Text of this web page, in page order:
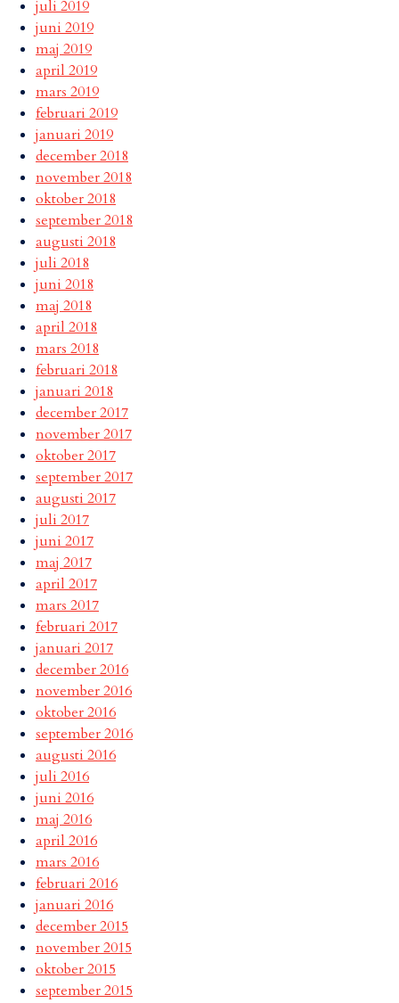
juli 2019
juni 2019
maj 2019
april 2019
mars 2019
februari 2019
januari 2019
december 2018
november 2018
oktober 2018
september 2018
augusti 2018
juli 2018
juni 2018
maj 2018
april 2018
mars 2018
februari 2018
januari 2018
december 2017
november 2017
oktober 2017
september 2017
augusti 2017
juli 2017
juni 2017
maj 2017
april 2017
mars 2017
februari 2017
januari 2017
december 2016
november 2016
oktober 2016
september 2016
augusti 2016
juli 2016
juni 2016
maj 2016
april 2016
mars 2016
februari 2016
januari 2016
december 2015
november 2015
oktober 2015
september 2015